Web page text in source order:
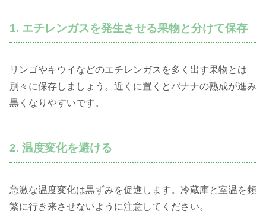
1. エチレンガスを発生させる果物と分けて保存
リンゴやキウイなどのエチレンガスを多く出す果物とは
別々に保存しましょう。近くに置くとバナナの熟成が進み
黒くなりやすいです。
2. 温度変化を避ける
急激な温度変化は黒ずみを促進します。冷蔵庫と室温を頻
繁に行き来させないように注意してください。